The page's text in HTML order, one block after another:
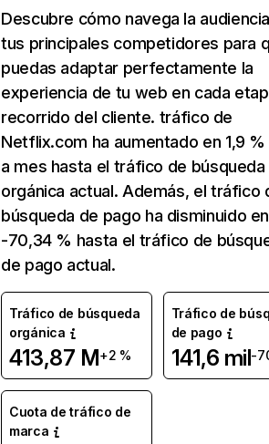
Descubre cómo navega la
tus principales competidores para
puedas adaptar perfectamente la
experiencia de tu web en cada
recorrido del cliente. tráfico de
Netflix.com ha aumentado en 1,9
a mes hasta el tráfico de búsqueda
orgánica actual. Además, el tráfico
búsqueda de pago ha disminuido en
-70,34 % hasta el tráfico de
de pago actual.
Tráfico de búsqueda
orgánica
413,87 M+2 %
Tráfico de
de pago
141,6 mil-
Cuota de tráfico de
marca